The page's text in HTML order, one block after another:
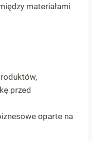
materiałami
przed
oparte na